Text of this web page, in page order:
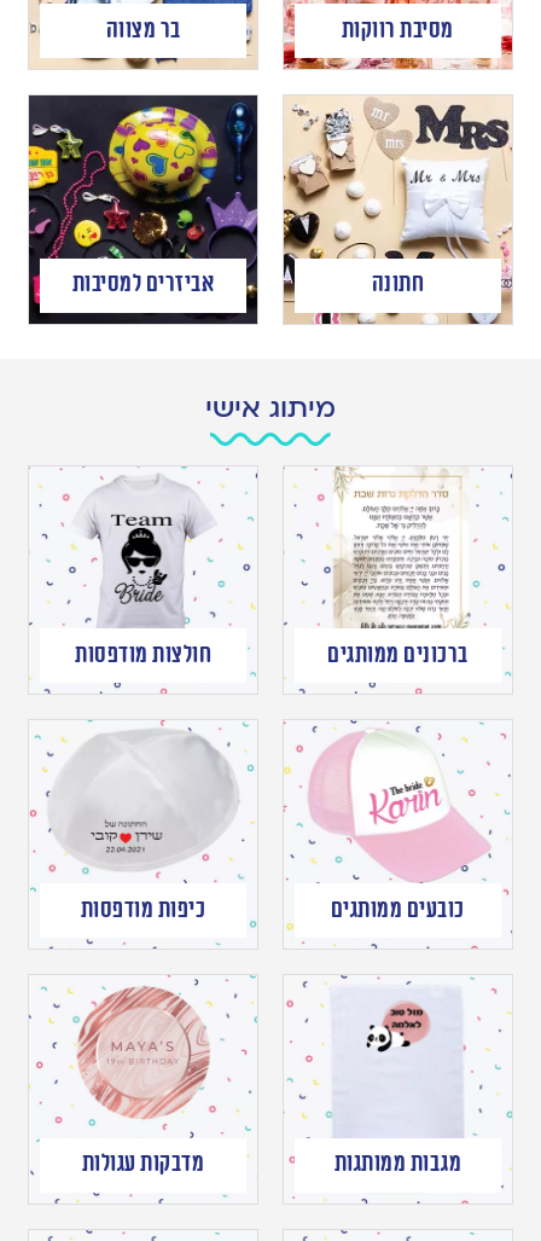
מסיבת רווקות בר מצווה
חתונה אביזרים למסיבות
מיתוג אישי
ברכונים ממותגים חולצות מודפסות
כובעים ממותגים כיפות מודפסות
מגבות ממותגות מדבקות עגולות